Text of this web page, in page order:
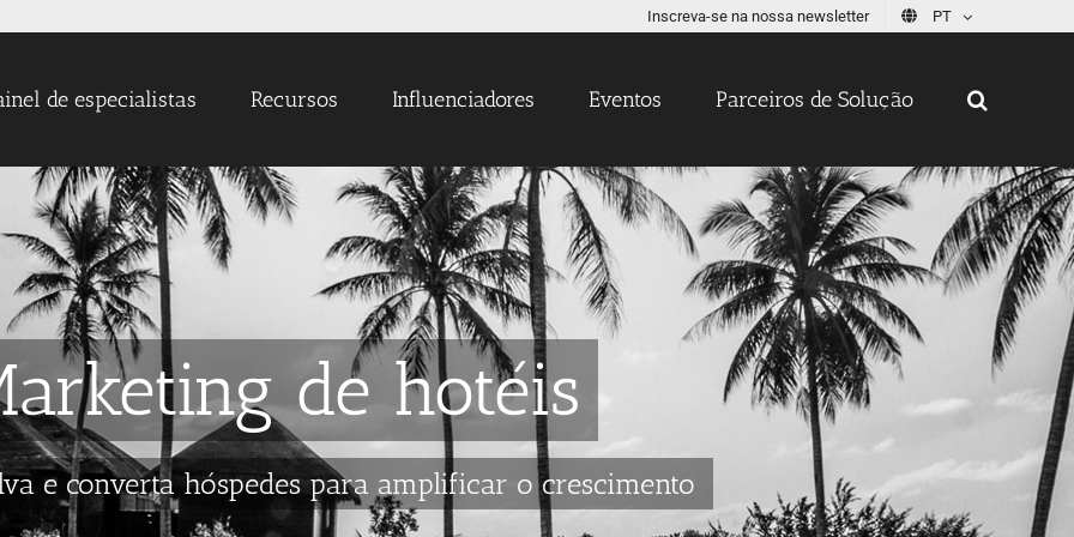
Inscreva-se na nossa newsletter PT
de especialistas Recursos Influenciadores Eventos Parceiros de Solução
de hotéis
e converta hóspedes para amplificar o crescimento